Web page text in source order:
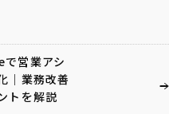
営業アシ
｜業務改善
トを解説